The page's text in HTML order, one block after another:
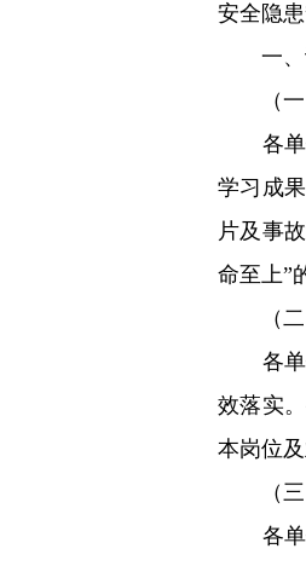
安全隐
一、认
（一）
各单位
学习成
片及事
命至上”
（二
各单位
效落实
本岗位
（三
各单位